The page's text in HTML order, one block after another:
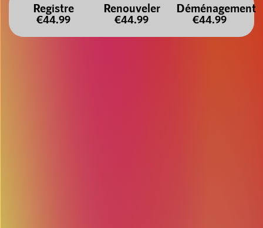
Registre
€44.99
Renouveler
€44.99
Déménagement
€44.99